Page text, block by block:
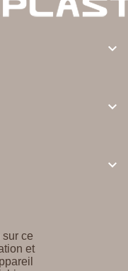



ce
et
©